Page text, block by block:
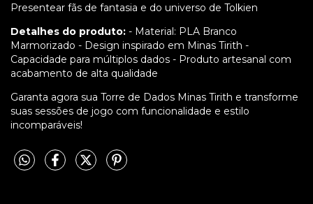
Presentear fãs de fantasia e do universo de Tolkien
Detalhes do produto: - Material: PLA Branco
Marmorizado - Design inspirado em Minas Tirith -
Capacidade para múltiplos dados - Produto artesanal com
acabamento de alta qualidade
Garanta agora sua Torre de Dados Minas Tirith e transforme
suas sessões de jogo com funcionalidade e estilo
incomparáveis!